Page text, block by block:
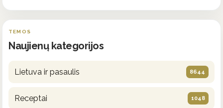
TEMOS
Naujienų kategorijos
Lietuva ir pasaulis 8644
Receptai 1048